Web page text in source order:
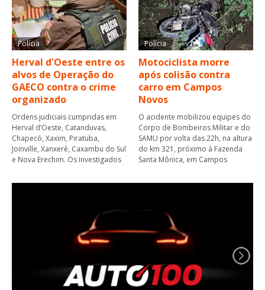
Polícia
Herval d'Oeste entre os
alvos de Operação do
GAECO contra o crime
organizado
Ordens judiciais cumpridas em
Herval d’Oeste, Catanduvas,
Chapecó, Xaxim, Piratuba,
Joinville, Xanxerê, Caxambu do Sul
e Nova Erechim. Os investigados
Polícia
Motociclista morre
após colisão contra
carro em Campos
Novos
O acidente mobilizou equipes do
Corpo de Bombeiros Militar e do
SAMU por volta das 22h, na altura
do km 321, próximo à Fazenda
Santa Mônica, em Campos